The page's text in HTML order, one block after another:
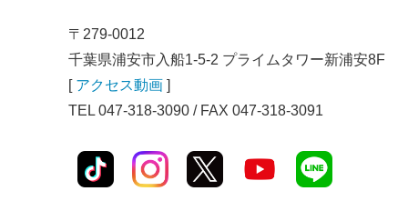
〒279-0012
千葉県浦安市入船1-5-2 プライムタワー新浦安8F
[ アクセス動画 ]
TEL 047-318-3090 / FAX 047-318-3091